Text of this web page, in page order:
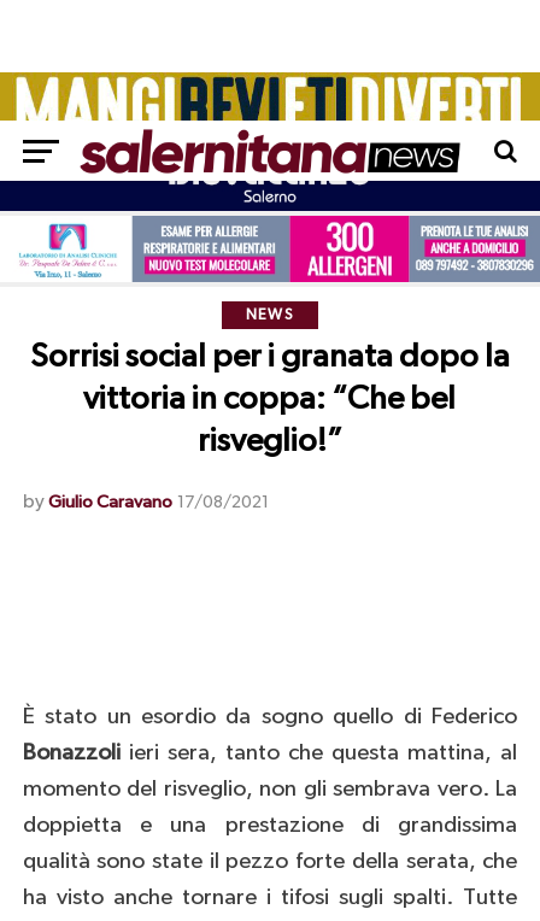
NEWS
Sorrisi social per i granata dopo la
vittoria in coppa: “Che bel
risveglio!”
by Giulio Caravano 17/08/2021
È stato un esordio da sogno quello di Federico
Bonazzoliieri sera, tanto che questa mattina, al
momento del risveglio, non gli sembrava vero. La
doppietta e una prestazione di grandissima
qualità sono state il pezzo forte della serata, che
ha visto anche tornare i tifosi sugli spalti. Tutte